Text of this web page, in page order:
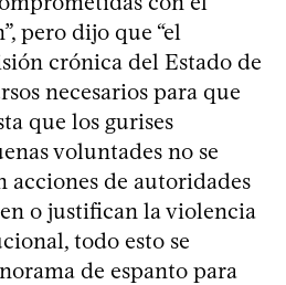
pero dijo que “el
crónica del Estado de
necesarios para que
que los gurises
voluntades no se
acciones de autoridades
o justifican la violencia
todo esto se
de espanto para